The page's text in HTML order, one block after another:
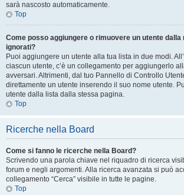
sarà nascosto automaticamente.
Top
Come posso aggiungere o rimuovere un utente dalla
ignorati?
Puoi aggiungere un utente alla tua lista in due modi.
ciascun utente, c’è un collegamento per aggiungerlo
avversari. Altrimenti, dal tuo Pannello di Controllo
direttamente un utente inserendo il suo nome utente.
utente dalla lista dalla stessa pagina.
Top
Ricerche nella Board
Come si fanno le ricerche nella Board?
Scrivendo una parola chiave nel riquadro di ricerca
forum e negli argomenti. Alla ricerca avanzata si può
collegamento “Cerca” visibile in tutte le pagine.
Top